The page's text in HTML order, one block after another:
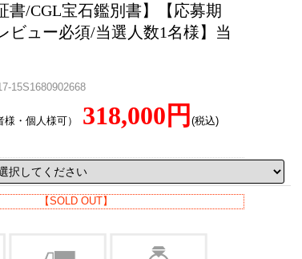
書/CGL宝石鑑別書】【応募期
ビュー必須/当選人数1名様】当
15S1680902668
・個人様可） 318,000円(税込)
【SOLD OUT】